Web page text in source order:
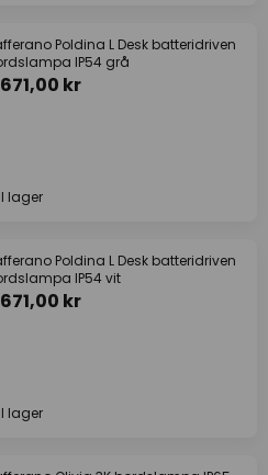
Poldina L Desk batteridriven
IP54 grå
kr
I lager
Poldina L Desk batteridriven
IP54 vit
kr
I lager